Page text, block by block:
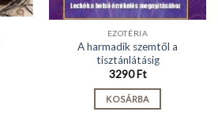
EZOTÉRIA
A harmadik szemtől a
tisztánlátásig
3290Ft
KOSÁRBA